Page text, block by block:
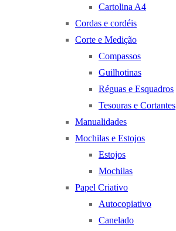
Cartolina A4
Cordas e cordéis
Corte e Medição
Compassos
Guilhotinas
Réguas e Esquadros
Tesouras e Cortantes
Manualidades
Mochilas e Estojos
Estojos
Mochilas
Papel Criativo
Autocopiativo
Canelado